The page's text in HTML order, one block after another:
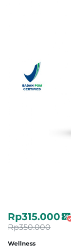
Wellness
Rp315.000
Rp350.000